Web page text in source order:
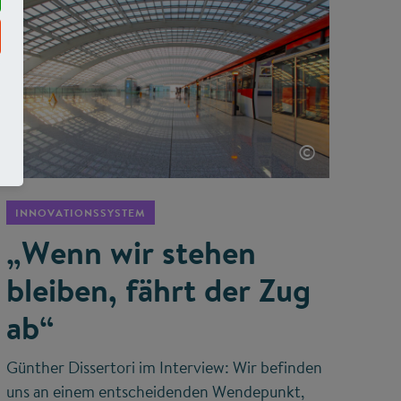
©
INNOVATIONSSYSTEM
„Wenn wir stehen
bleiben, fährt der Zug
ab“
Günther Dissertori im Interview: Wir befinden
uns an einem entscheidenden Wendepunkt,